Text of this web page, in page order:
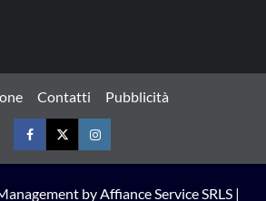
Contatti Pubblicità
FacebookTwitterInstagram
by Affiance Service SRLS |